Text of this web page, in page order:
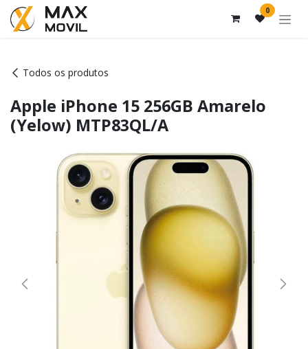
Pular para o conteúdo 0
Todos os produtos
Apple iPhone 15 256GB Amarelo
(Yelow) MTP83QL/A